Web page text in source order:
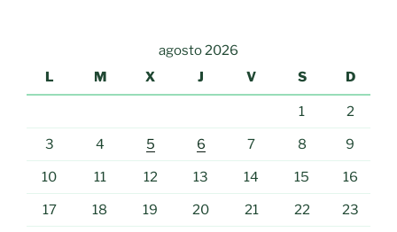
agosto 2026
L
M X J V S D
1 2
3 4 5 6 7 8 9
10 11 12 13 14 15 16
17 18 19 20 21 22 23